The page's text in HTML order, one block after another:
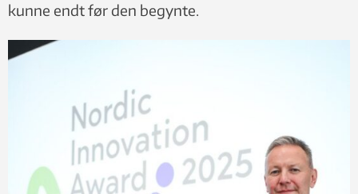
kunne endt før den begynte.